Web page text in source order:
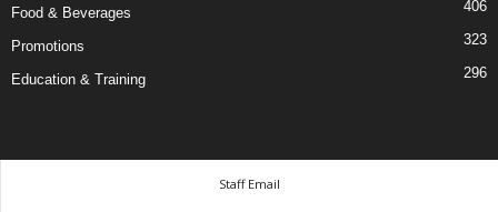
Food & Beverages 406
Promotions 323
Education & Training 296
Staff Email